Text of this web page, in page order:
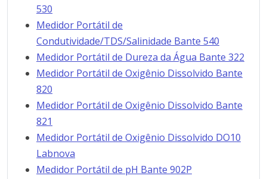
530
Medidor Portátil de
Condutividade/TDS/Salinidade Bante 540
Medidor Portátil de Dureza da Água Bante 322
Medidor Portátil de Oxigênio Dissolvido Bante
820
Medidor Portátil de Oxigênio Dissolvido Bante
821
Medidor Portátil de Oxigênio Dissolvido DO10
Labnova
Medidor Portátil de pH Bante 902P